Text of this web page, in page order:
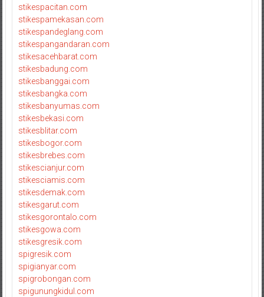
stikespacitan.com
stikespamekasan.com
stikespandeglang.com
stikespangandaran.com
stikesacehbarat.com
stikesbadung.com
stikesbanggai.com
stikesbangka.com
stikesbanyumas.com
stikesbekasi.com
stikesblitar.com
stikesbogor.com
stikesbrebes.com
stikescianjur.com
stikesciamis.com
stikesdemak.com
stikesgarut.com
stikesgorontalo.com
stikesgowa.com
stikesgresik.com
spigresik.com
spigianyar.com
spigrobongan.com
spigunungkidul.com